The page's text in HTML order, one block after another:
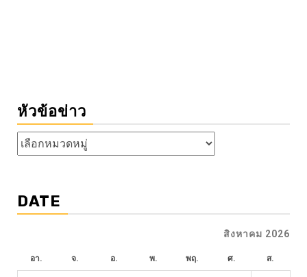
หัวข้อข่าว
หัวข้อ
ข่าว
DATE
สิงหาคม 2026
อา. จ. อ. พ. พฤ. ศ. ส.